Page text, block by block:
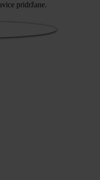
pridržane.